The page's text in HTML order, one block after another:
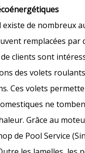
existe de nombreux
remplacées par
clients sont
des volets
Ces volets
ne
Grâce au
de Pool Service